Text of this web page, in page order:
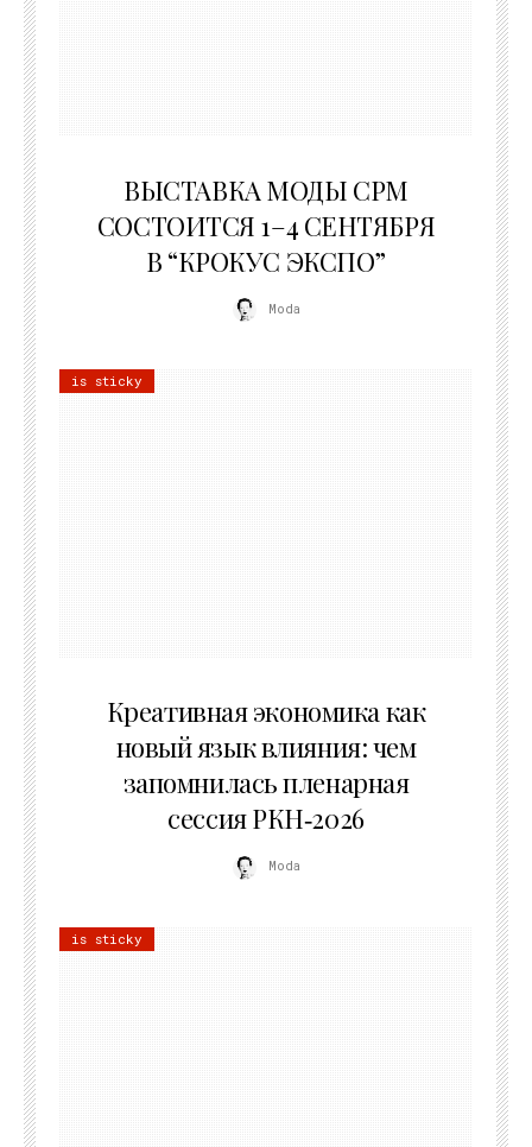
ВЫСТАВКА МОДЫ CPM
СОСТОИТСЯ 1–4 СЕНТЯБРЯ
В “КРОКУС ЭКСПО”
Moda
is sticky
Креативная экономика как
новый язык влияния: чем
запомнилась пленарная
сессия РКН‑2026
Moda
is sticky